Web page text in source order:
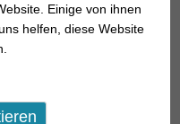
Einige von ihnen
helfen, diese Website